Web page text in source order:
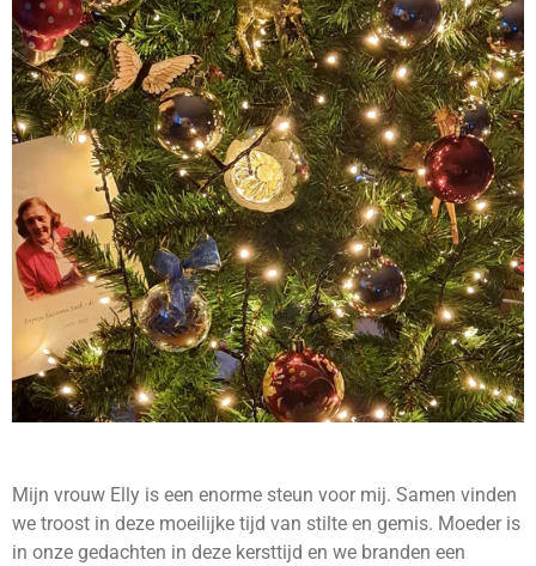
Mijn vrouw Elly is een enorme steun voor mij. Samen vinden
we troost in deze moeilijke tijd van stilte en gemis. Moeder is
in onze gedachten in deze kersttijd en we branden een